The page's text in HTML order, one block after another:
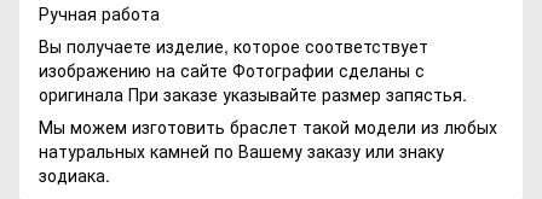
Ручная работа
Вы получаете изделие, которое соответствует
изображению на сайте Фотографии сделаны с
оригинала При заказе указывайте размер запястья.
Мы можем изготовить браслет такой модели из любых
натуральных камней по Вашему заказу или знаку
зодиака.